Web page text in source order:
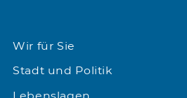
Wir für Sie
Stadt und Politik